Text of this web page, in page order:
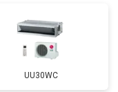
UU30WC